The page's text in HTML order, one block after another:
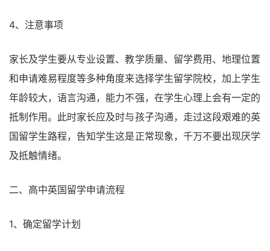
4、注意事项
家长及学生要从专业设置、教学质量、留学费用、地理位置
和申请难易程度等多种角度来选择学生留学院校，加上学生
年龄较大，语言沟通，能力不强，在学生心理上会有一定的
抵制作用。此时家长应及时与孩子沟通，走过这段艰难的英
国留学生路程，告知学生这是正常现象，千万不要出现厌学
及抵触情绪。
二、高中英国留学申请流程
1、确定留学计划